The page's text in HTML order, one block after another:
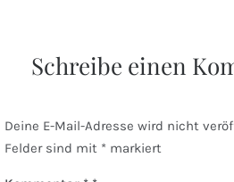
Schreibe einen
Deine E-Mail-Adresse wird nicht
Felder sind mit * markiert